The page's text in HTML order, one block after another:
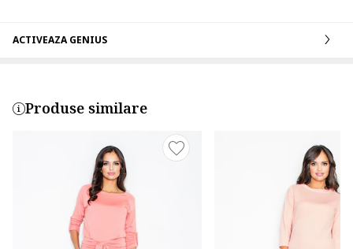
ACTIVEAZA GENIUS
Produse similare